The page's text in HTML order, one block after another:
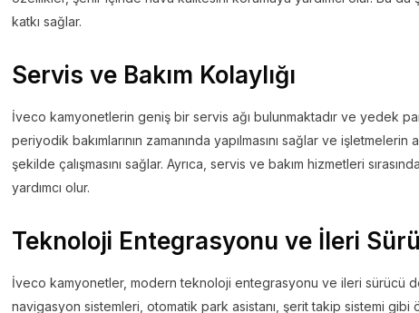
katkı sağlar.
Servis ve Bakım Kolaylığı
İveco kamyonetlerin geniş bir servis ağı bulunmaktadır ve yedek
periyodik bakımlarının zamanında yapılmasını sağlar ve
şekilde çalışmasını sağlar. Ayrıca, servis ve bakım hizmetleri
yardımcı olur.
Teknoloji Entegrasyonu ve İleri
İveco kamyonetler, modern teknoloji entegrasyonu ve ileri sürücü
navigasyon sistemleri, otomatik park asistanı, şerit takip sistemi